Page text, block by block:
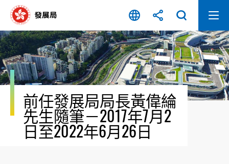
容
開
始
前任發展局局長黃偉綸
先生隨筆－2017年7月2
日至2022年6月26日